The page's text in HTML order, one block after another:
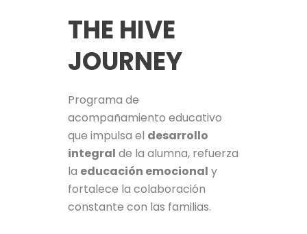
THE HIVE
JOURNEY
Programa de
acompañamiento educativo
que impulsa el desarrollo
integral de la alumna, refuerza
la educación emocional y
fortalece la colaboración
constante con las familias.